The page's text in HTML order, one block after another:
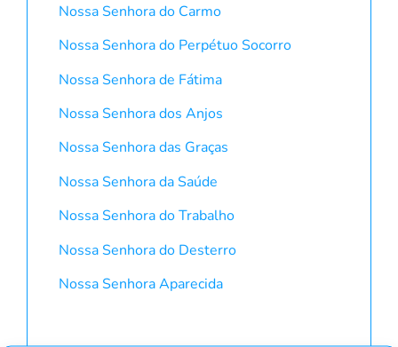
Nossa Senhora do Carmo
Nossa Senhora do Perpétuo Socorro
Nossa Senhora de Fátima
Nossa Senhora dos Anjos
Nossa Senhora das Graças
Nossa Senhora da Saúde
Nossa Senhora do Trabalho
Nossa Senhora do Desterro
Nossa Senhora Aparecida